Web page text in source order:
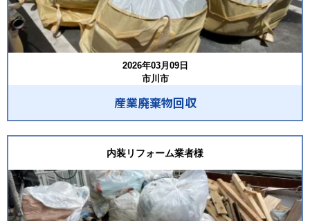
2026年03月09日
市川市
産業廃棄物回収
内装リフォーム業者様